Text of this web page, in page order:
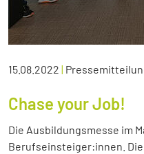
15.08.2022 |
Chase your Job!
Die Ausbildungsmesse im
Berufseinsteiger:innen.